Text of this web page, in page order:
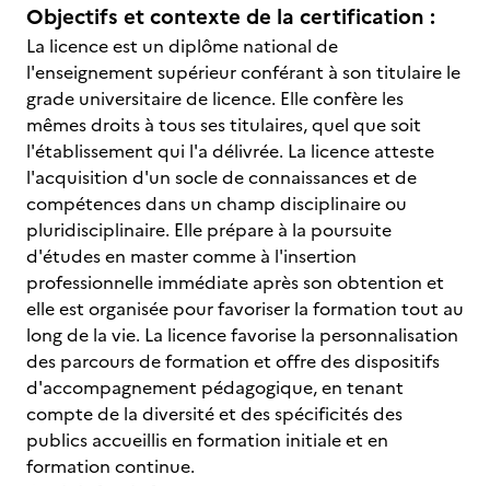
Objectifs et contexte de la certification :
La licence est un diplôme national de
l'enseignement supérieur conférant à son titulaire le
grade universitaire de licence. Elle confère les
mêmes droits à tous ses titulaires, quel que soit
l'établissement qui l'a délivrée. La licence atteste
l'acquisition d'un socle de connaissances et de
compétences dans un champ disciplinaire ou
pluridisciplinaire. Elle prépare à la poursuite
d'études en master comme à l'insertion
professionnelle immédiate après son obtention et
elle est organisée pour favoriser la formation tout au
long de la vie. La licence favorise la personnalisation
des parcours de formation et offre des dispositifs
d'accompagnement pédagogique, en tenant
compte de la diversité et des spécificités des
publics accueillis en formation initiale et en
formation continue.